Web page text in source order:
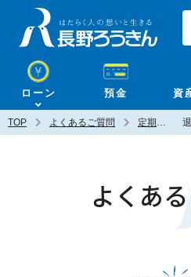
ローン 預金 資
TOP よくあるご質問 定期預金
よくあ